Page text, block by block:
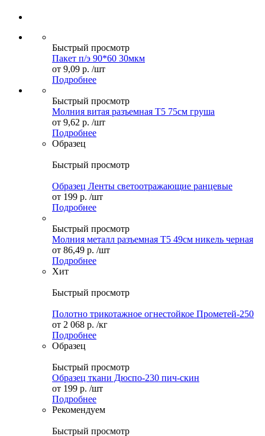
Быстрый просмотр
Пакет п/э 90*60 30мкм
от 9,09 р. /шт
Подробнее
Быстрый просмотр
Молния витая разъемная Т5 75см груша
от 9,62 р. /шт
Подробнее
Образец
Быстрый просмотр
Образец Ленты светоотражающие ранцевые
от 199 р. /шт
Подробнее
Быстрый просмотр
Молния металл разъемная Т5 49см никель черная
от 86,49 р. /шт
Подробнее
Хит
Быстрый просмотр
Полотно трикотажное огнестойкое Прометей-250
от 2 068 р. /кг
Подробнее
Образец
Быстрый просмотр
Образец ткани Дюспо-230 пич-скин
от 199 р. /шт
Подробнее
Рекомендуем
Быстрый просмотр